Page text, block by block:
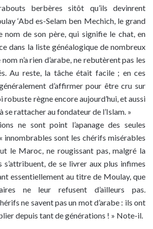
berbères sitôt qu’ils devinrent
‘Abd es-Selam ben Mechich, le grand
nom de son père, qui signifie le chat, en
dans la liste généalogique de nombreux
n’a rien d’arabe, ne rebutèrent pas les
Au reste, la tâche était facile ; en ces
d’affirmer pour être cru sur
robuste règne encore aujourd’hui, et aussi
se rattacher au fondateur de l’Islam. »
ne sont point l’apanage des seules
innombrables sont les chérifs misérables
le Maroc, ne rougissant pas, malgré la
s’attribuent, de se livrer aux plus infimes
essentiellement au titre de Moulay, que
ne leur refusent d’ailleurs pas.
ne savent pas un mot d’arabe : ils ont
depuis tant de générations ! » Note-il.